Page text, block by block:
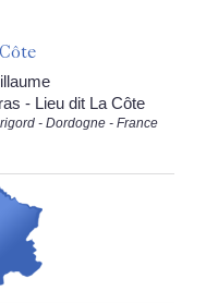
- Lieu dit La Côte
- Dordogne - France